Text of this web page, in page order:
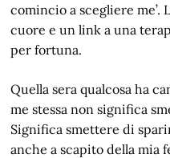
comincio a scegliere me’.
cuore e un link a una
per fortuna.
Quella sera qualcosa ha
me stessa non significa
Significa smettere di
anche a scapito della mia